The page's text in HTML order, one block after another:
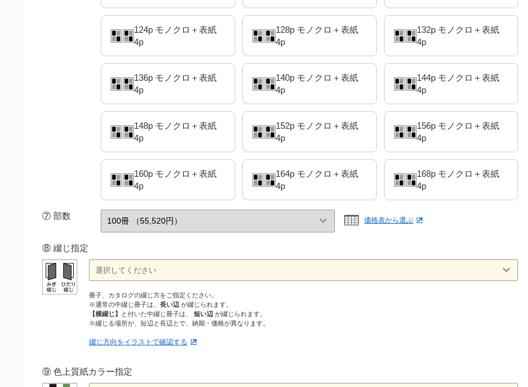
124p モノクロ＋表紙
4p
128p モノクロ＋表紙
4p
132p モノクロ＋表紙
4p
136p モノクロ＋表紙
4p
140p モノクロ＋表紙
4p
144p モノクロ＋表紙
4p
148p モノクロ＋表紙
4p
152p モノクロ＋表紙
4p
156p モノクロ＋表紙
4p
160p モノクロ＋表紙
4p
164p モノクロ＋表紙
4p
168p モノクロ＋表紙
4p
⑦ 部数 価格表から選ぶ
⑧ 綴じ指定
冊子、カタログの綴じ方をご指定ください。
※通常の中綴じ冊子は、長い辺 が綴じられます。
【横綴じ】
と付いた中綴じ冊子は、 短い辺 が綴じられます。
※綴じる場所が、短辺と長辺とで、納期・価格が異なります。
綴じ方向をイラストで確認する
⑨ 色上質紙カラー指定